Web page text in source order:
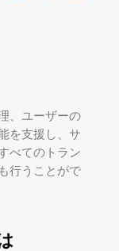
、ユーザーの
を支援し、サ
べてのトラン
行うことがで